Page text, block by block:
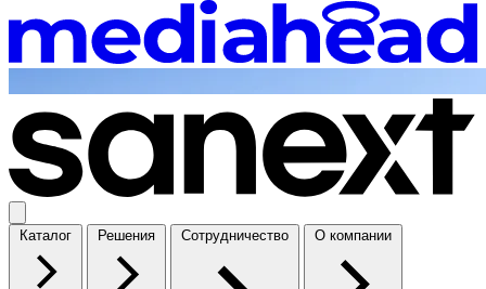
Каталог Решения Сотрудничество О компании